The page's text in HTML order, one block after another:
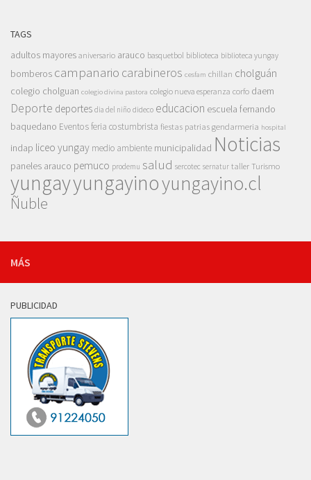
TAGS
adultos mayores aniversario arauco basquetbol biblioteca biblioteca yungay
bomberos campanario carabineros cesfam chillan cholguán
colegio cholguan colegio divina pastora colegio nueva esperanza corfo daem
Deporte deportes dia del niño dideco educacion escuela fernando
baquedano Eventosferia costumbrista fiestas patrias gendarmeria hospital
indap liceo yungay medio ambiente municipalidad Noticias
paneles arauco pemuco prodemu salud sercotec sernatur taller Turismo
yungayyungayinoyungayino.cl
Ñuble
MÁS
PUBLICIDAD